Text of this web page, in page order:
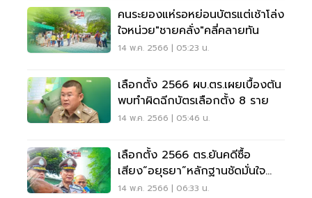
คนระยองแห่รอหย่อนบัตรแต่เช้าโล่ง
ใจหน่วย"ชายคลั่ง"คลี่คลายทัน
14 พ.ค. 2566 | 05:23 น.
เลือกตั้ง 2566 ผบ.ตร.เผยเบื้องต้น
พบทำผิดฉีกบัตรเลือกตั้ง 8 ราย
14 พ.ค. 2566 | 05:46 น.
เลือกตั้ง 2566 ตร.ยันคดีซื้อ
เสียง“อยุธยา”หลักฐานชัดมั่นใจ
เอาผิดได้
14 พ.ค. 2566 | 06:33 น.